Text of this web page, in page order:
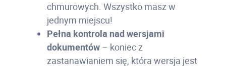
chmurowych. Wszystko masz w
jednym miejscu!
Pełna kontrola nad wersjami
dokumentów – koniec z
zastanawianiem się, która wersja jest